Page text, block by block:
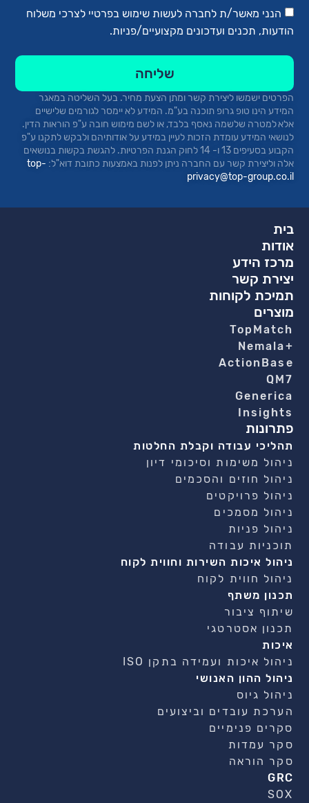
הנני מאשר/ת לחברה לעשות שימוש בפרטיי לצרכי משלוח
הודעות, תכנים ועדכונים מקצועיים/פניות.
שליחה
הפרטים ישמשו ליצירת קשר ומתן הצעת מחיר. בעל השליטה במאגר
המידע הינו טופגרופ תוכנה בע"מ. המידע לא יימסר לגורמים שלישיים
אלא למטרה שלשמה נאסף בלבד, או לשם מימוש חובה ע"פ הוראות הדין.
לנושאי המידע עומדת הזכות לעיין במידע על אודותיהם ולבקש לתקנו ע"פ
הקבוע בסעיפים 13 ו- 14 לחוק הגנת הפרטיות. להגשת בקשות בנושאים
אלה וליצירת קשר עם החברה ניתן לפנות באמצעות כתובת דוא"ל: top-
privacy@top-group.co.il
בית
אודות
מרכז הידע
יצירת קשר
תמיכת לקוחות
מוצרים
TopMatch
+Nemala
ActionBase
QM7
Generica
Insights
פתרונות
תהליכי עבודה וקבלת החלטות
ניהול משימות וסיכומי דיון
ניהול חוזים והסכמים
ניהול פרויקטים
ניהול מסמכים
ניהול פניות
תוכניות עבודה
ניהול איכות השירות וחווית לקוח
ניהול חווית לקוח
תכנון משתף
שיתוף ציבור
תכנון אסטרטגי
איכות
ניהול איכות ועמידה בתקן ISO
ניהול ההון האנושי
ניהול גיוס
הערכת עובדים וביצועים
סקרים פנימיים
סקר עמדות
סקר הוראה
GRC
SOX